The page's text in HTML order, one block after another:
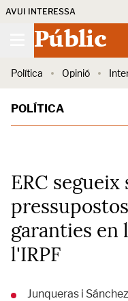
AVUI INTERESSA
Públic
Política Opinió
POLÍTICA
ERC
garanties en
l'IRPF
Junqueras i